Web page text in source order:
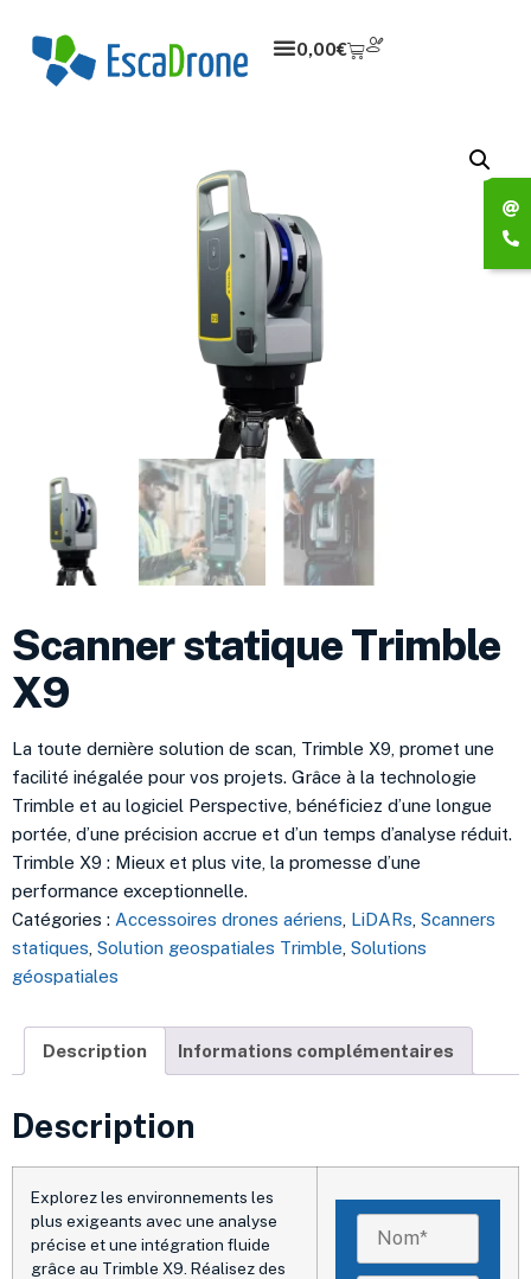
0,00€
Scanner statique Trimble
X9
La toute dernière solution de scan, Trimble X9, promet une
facilité inégalée pour vos projets. Grâce à la technologie
Trimble et au logiciel Perspective, bénéficiez d’une longue
portée, d’une précision accrue et d’un temps d’analyse réduit.
Trimble X9 : Mieux et plus vite, la promesse d’une
performance exceptionnelle.
Catégories : Accessoires drones aériens, LiDARs, Scanners
statiques, Solution geospatiales Trimble, Solutions
géospatiales
Description Informations complémentaires
Description
Explorez les environnements les
plus exigeants avec une analyse
précise et une intégration fluide
grâce au Trimble X9. Réalisez des